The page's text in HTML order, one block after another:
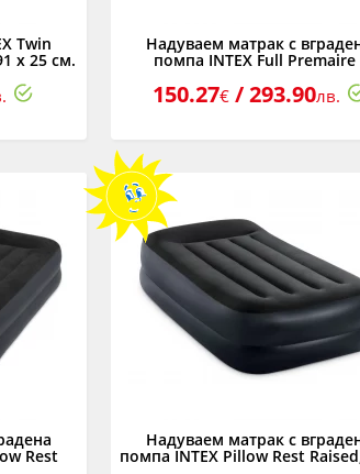
Twin
х 25 см.
Надуваем матрак с
помпа INTEX Full Premaire
150.27€/ 293.90лв.
Rest
Надуваем матрак с
помпа INTEX Pillow Rest